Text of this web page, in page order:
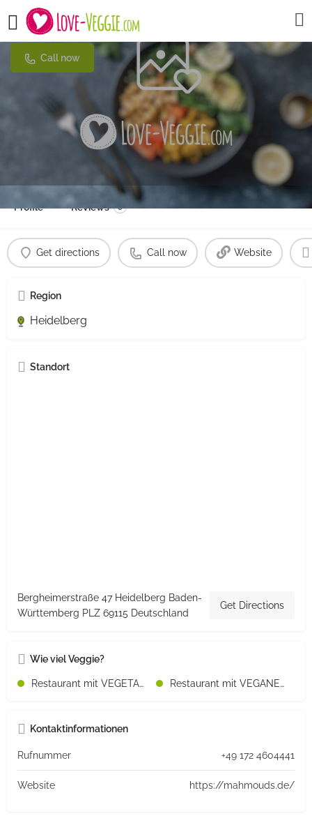
Mahmoud's Heidelberg Bergheim
Call now
Profile Reviews 0
Get directions Call now Website
Region
Heidelberg
Standort
Bergheimerstraße 47 Heidelberg Baden-
Württemberg PLZ 69115 Deutschland
Get Directions
Wie viel Veggie?
Restaurant mit VEGETARISCHEN Speisen Restaurant mit VEGANEN Speisen
Kontaktinformationen
Rufnummer +49 172 4604441
Website https://mahmouds.de/